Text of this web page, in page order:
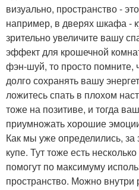
визуально, пространство -
например, в дверях шкафа -
зрительно увеличите вашу
эффект для крошечной
фэн-шуй, то просто помните,
долго сохранять вашу
ложитесь спать в плохом
тоже на позитиве, и тогда
приумножать хорошие
Как мы уже определились,
купе. Тут тоже есть
помогут по максимуму
пространство. Можно внутри